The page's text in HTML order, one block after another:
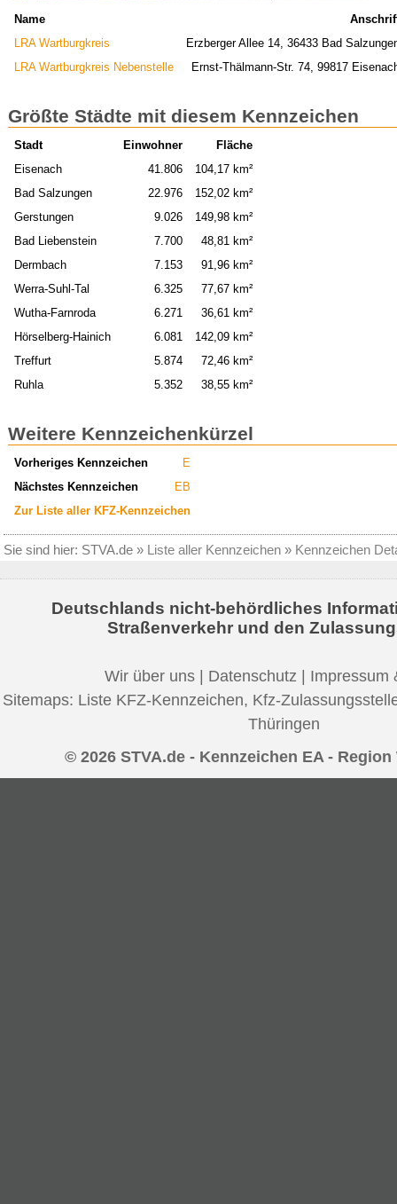
Name
LRA Wartburgkreis
Erzberger Allee 14, 36433 Bad
LRA Wartburgkreis Nebenstelle
Ernst-Thälmann-Str. 74, 99817
Größte Städte mit diesem Kennzeichen
Stadt Einwohner
Fläche
Eisenach
41.806
104,17 km²
Bad Salzungen
22.976
152,02 km²
Gerstungen
9.026
149,98 km²
Bad Liebenstein
7.700
48,81 km²
Dermbach
7.153
91,96 km²
Werra-Suhl-Tal
6.325
77,67 km²
Wutha-Farnroda
6.271
36,61 km²
Hörselberg-Hainich
6.081
142,09 km²
Treffurt
5.874
72,46 km²
Ruhla
5.352 38,55 km²
Weitere Kennzeichenkürzel
Vorheriges Kennzeichen
E
Nächstes Kennzeichen
EB
Zur Liste aller KFZ-Kennzeichen
Sie sind hier: STVA.de » Liste aller Kennzeichen » Kennzeichen
Deutschlands nicht-behördliches
Straßenverkehr und den
Wir über uns | Datenschutz | Impressum
Sitemaps: Liste KFZ-Kennzeichen, Kfz-
Thüringen
© 2026 STVA.de - Kennzeichen EA -